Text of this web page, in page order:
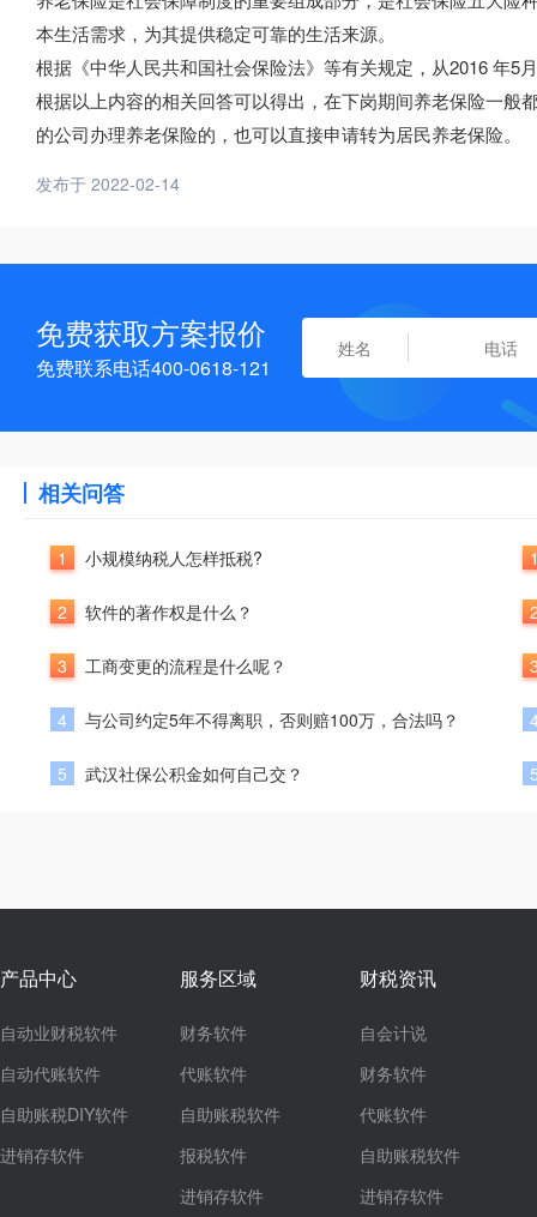
本生活需求，为其提供稳定可靠的生活来源。
根据《中华人民共和国社会保险法》等有关规定，从2016 年5
根据以上内容的相关回答可以得出，在下岗期间养老保险一
的公司办理养老保险的，也可以直接申请转为居民养老保险。
发布于 2022-02-14
免费获取方案报价
免费联系电话400-0618-121
相关问答
1 小规模纳税人怎样抵税?
2 软件的著作权是什么？
3 工商变更的流程是什么呢？
4 与公司约定5年不得离职，否则赔100万，合法吗？
5 武汉社保公积金如何自己交？
产品中心
自动业财税软件
自动代账软件
自助账税DIY软件
进销存软件
服务区域
财务软件
代账软件
自助账税软件
报税软件
进销存软件
财税资讯
自会计说
财务软件
代账软件
自助账税软件
进销存软件